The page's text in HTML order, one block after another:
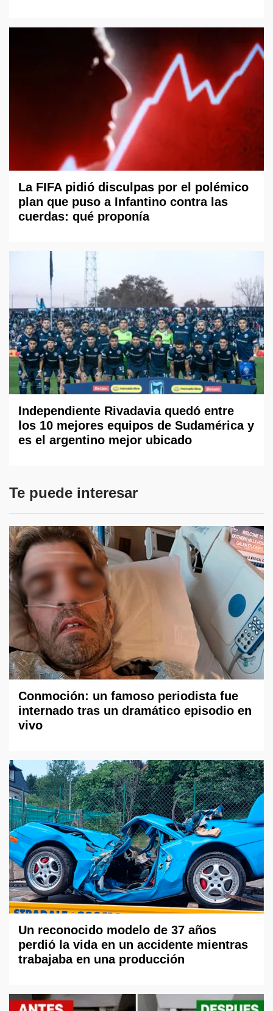
La FIFA pidió disculpas por el polémico
plan que puso a Infantino contra las
cuerdas: qué proponía
Independiente Rivadavia quedó entre
los 10 mejores equipos de Sudamérica y
es el argentino mejor ubicado
Te puede interesar
Conmoción: un famoso periodista fue
internado tras un dramático episodio en
vivo
Un reconocido modelo de 37 años
perdió la vida en un accidente mientras
trabajaba en una producción